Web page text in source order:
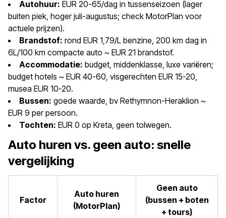
Autohuur: EUR 20-65/dag in tussenseizoen (lager
buiten piek, hoger juli-augustus; check MotorPlan voor
actuele prijzen).
Brandstof: rond EUR 1,79/L benzine, 200 km dag in
6L/100 km compacte auto ~ EUR 21 brandstof.
Accommodatie: budget, middenklasse, luxe variëren;
budget hotels ~ EUR 40-60, visgerechten EUR 15-20,
musea EUR 10-20.
Bussen: goede waarde, bv Rethymnon-Heraklion ~
EUR 9 per persoon.
Tochten: EUR 0 op Kreta, geen tolwegen.
Auto huren vs. geen auto: snelle
vergelijking
Factor
Auto huren
(MotorPlan)
Geen auto
(bussen + boten
+ tours)